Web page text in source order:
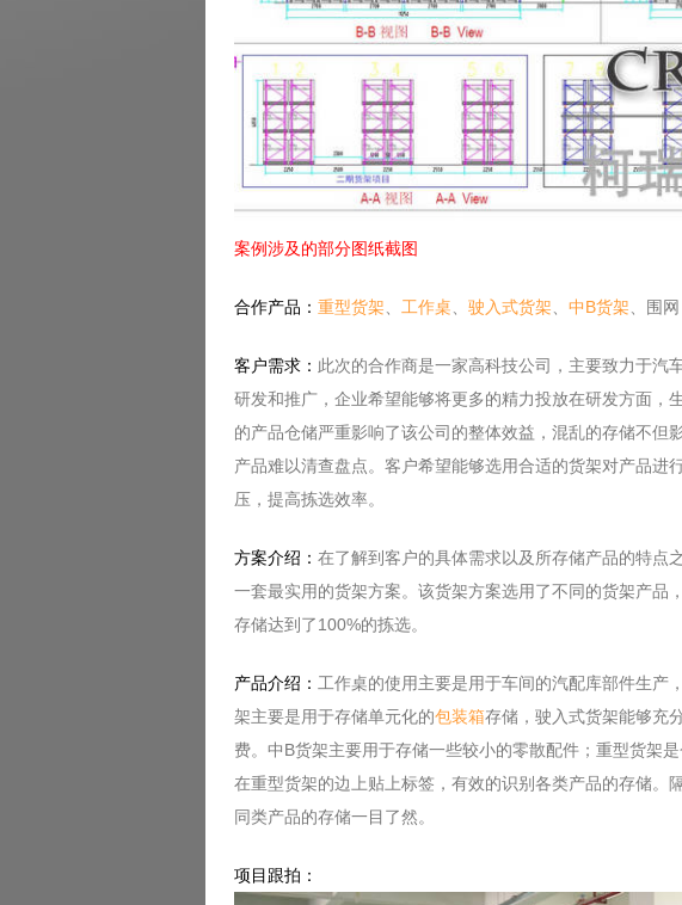
案例涉及的部分图纸截图
合作产品： 重型货架 工作桌 驶入式货架 中B货架 、围网
客户需求： 此次的合作商是一家高科技公司，主要致力于汽
研发和推广，企业希望能够将更多的精力投放在研发方面，
的产品仓储严重影响了该公司的整体效益，混乱的存储不但
产品难以清查盘点。客户希望能够选用合适的货架对产品进
压，提高拣选效率。
方案介绍： 在了解到客户的具体需求以及所存储产品的特点
一套最实用的货架方案。该货架方案选用了不同的货架产品
存储达到了100%的拣选。
产品介绍： 工作桌的使用主要是用于车间的汽配库部件生产
架主要是用于存储单元化的包装箱存储，驶入式货架能够充
费。中B货架主要用于存储一些较小的零散配件；重型货架
在重型货架的边上贴上标签，有效的识别各类产品的存储。
同类产品的存储一目了然。
项目跟拍：